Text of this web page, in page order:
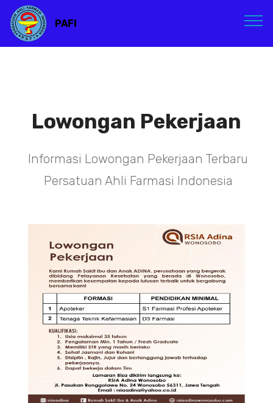
PAFI
Lowongan Pekerjaan
Informasi Lowongan Pekerjaan Terbaru
Persatuan Ahli Farmasi Indonesia
TENAGA TEKNIS
KEFARMASIAN DI PUSAT DKI
JAKARTA
DIBUTUHKAN SEGERA TENAGA TEKNIS
KEFARMASIAN DI RUMAH SAKIT PUSAT
DKI JAKARTA
SYARAT DAN KETENTUAN LIHAT
BROSUR